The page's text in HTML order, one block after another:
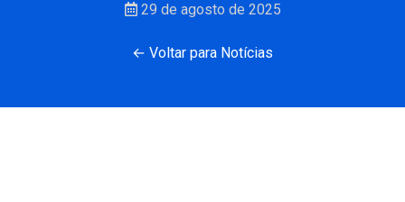
29 de agosto de 2025
← Voltar para Notícias